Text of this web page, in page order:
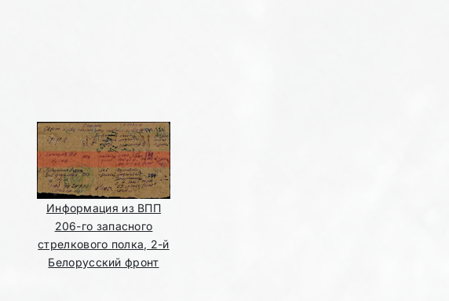
Информация из ВПП
206-го запасного
стрелкового полка, 2-й
Белорусский фронт